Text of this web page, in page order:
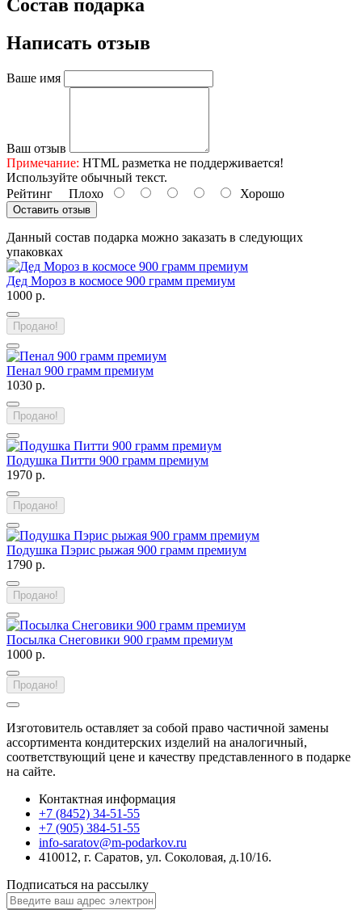
Состав подарка
Написать отзыв
Ваше имя
Ваш отзыв
Примечание: HTML разметка не поддерживается!
Используйте обычный текст.
Рейтинг Плохо Хорошо
Оставить отзыв
Данный состав подарка можно заказать в следующих
упаковках
Дед Мороз в космосе 900 грамм премиум
1000 р.
Продано!
Пенал 900 грамм премиум
1030 р.
Продано!
Подушка Питти 900 грамм премиум
1970 р.
Продано!
Подушка Пэрис рыжая 900 грамм премиум
1790 р.
Продано!
Посылка Снеговики 900 грамм премиум
1000 р.
Продано!
Изготовитель оставляет за собой право частичной замены
ассортимента кондитерских изделий на аналогичный,
соответствующий цене и качеству представленного в подарке
на сайте.
Контактная информация
+7 (8452) 34-51-55
+7 (905) 384-51-55
info-saratov@m-podarkov.ru
410012, г. Саратов, ул. Соколовая, д.10/16.
Подписаться на рассылку